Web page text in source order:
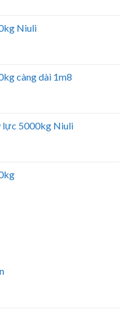
Niuli
càng dài 1m8
lực 5000kg Niuli